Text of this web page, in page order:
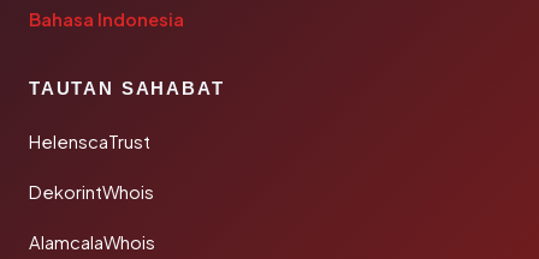
Bahasa Indonesia
TAUTAN SAHABAT
HelenscaTrust
DekorintWhois
AlamcalaWhois